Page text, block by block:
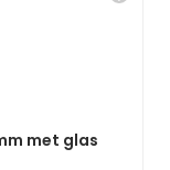
met glas